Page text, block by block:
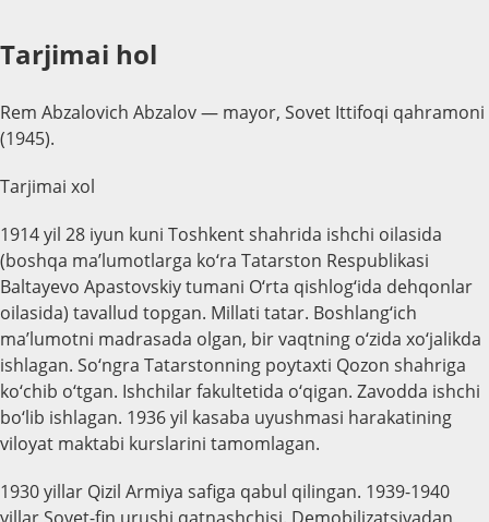
Tarjimai hol
Rem Abzalovich Abzalov — mayor, Sovet Ittifoqi qahramoni
(1945).
Tarjimai xol
1914 yil 28 iyun kuni Toshkent shahrida ishchi oilasida
(boshqa ma’lumotlarga ko‘ra Tatarston Respublikasi
Baltayevo Apastovskiy tumani O‘rta qishlog‘ida dehqonlar
oilasida) tavallud topgan. Millati tatar. Boshlang‘ich
ma’lumotni madrasada olgan, bir vaqtning o‘zida xo‘jalikda
ishlagan. So‘ngra Tatarstonning poytaxti Qozon shahriga
ko‘chib o‘tgan. Ishchilar fakultetida o‘qigan. Zavodda ishchi
bo‘lib ishlagan. 1936 yil kasaba uyushmasi harakatining
viloyat maktabi kurslarini tamomlagan.
1930 yillar Qizil Armiya safiga qabul qilingan. 1939-1940